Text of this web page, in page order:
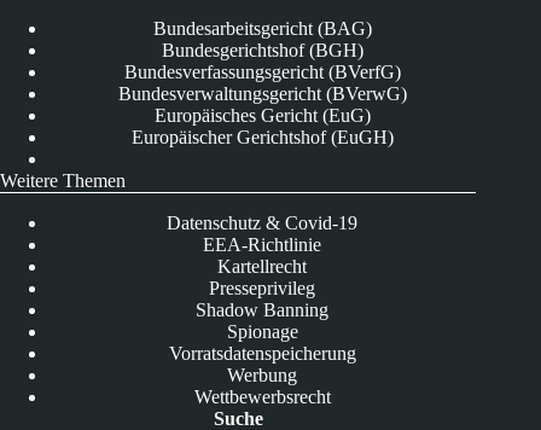
Bundesarbeitsgericht (BAG)
Bundesgerichtshof (BGH)
Bundesverfassungsgericht (BVerfG)
Bundesverwaltungsgericht (BVerwG)
Europäisches Gericht (EuG)
Europäischer Gerichtshof (EuGH)
Weitere Themen
Datenschutz & Covid-19
EEA-Richtlinie
Kartellrecht
Presseprivileg
Shadow Banning
Spionage
Vorratsdatenspeicherung
Werbung
Wettbewerbsrecht
Suche